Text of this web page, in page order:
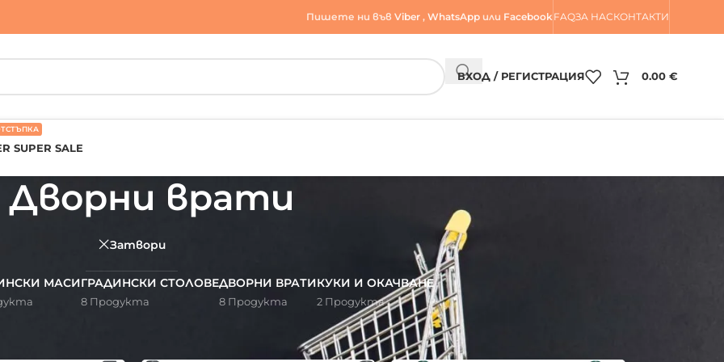
Пишете ни във Viber , WhatsAppили FacebookFAQЗА НАСКОНТАКТИ
ВХОД / РЕГИСТРАЦИЯ 0.00 €
SUPER SALE
Дворни врати
Затвори
МАСИГРАДИНСКИ СТОЛОВЕ
8 Продукта
ДВОРНИ ВРАТИ
8 Продукта
КУКИ И ОКАЧВАНЕ
2 Продукта
Дворни врати